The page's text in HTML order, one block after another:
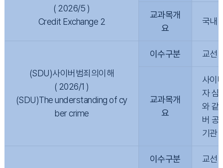
( 2026/5 )
Credit Exchange 2
교과목개
요
국내
(SDU)사이버범죄의이해
( 2026/1 )
(SDU)The understanding of cy
ber crime
이수구분 교선
교과목개
요
사이
자 심
와 같
버 공
기관
이수구분 교선